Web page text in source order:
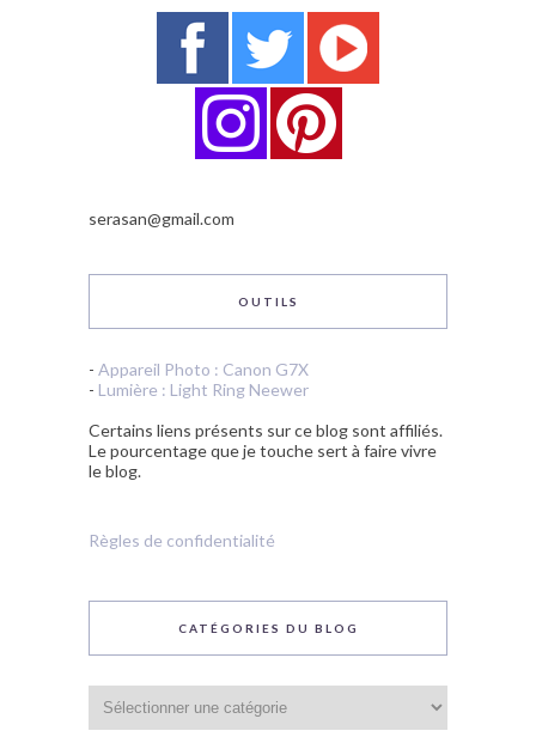
serasan@gmail.com
OUTILS
- Appareil Photo : Canon G7X
- Lumière : Light Ring Neewer
Certains liens présents sur ce blog sont affiliés.
Le pourcentage que je touche sert à faire vivre
le blog.
Règles de confidentialité
CATÉGORIES DU BLOG
du